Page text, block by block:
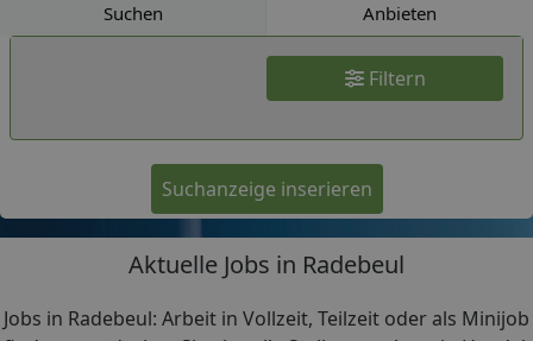
Suchen Anbieten
Filtern
Suchanzeige inserieren
Aktuelle Jobs in Radebeul
Jobs in Radebeul: Arbeit in Vollzeit, Teilzeit oder als Minijob